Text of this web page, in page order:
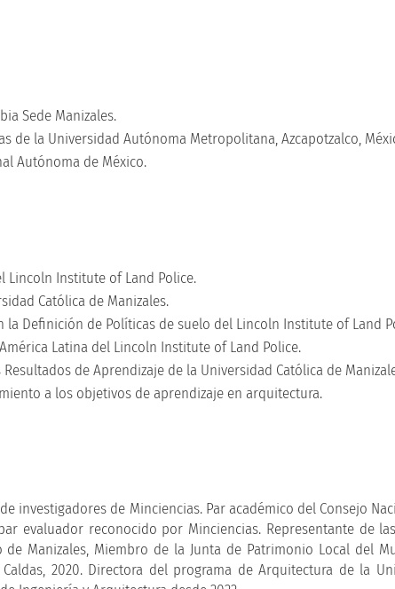
Sede Manizales.
de la Universidad Autónoma Metropolitana, Azcapotzalco,
Autónoma de México.
Lincoln Institute of Land Police.
Católica de Manizales.
Definición de Políticas de suelo del Lincoln Institute of Land
Latina del Lincoln Institute of Land Police.
de Aprendizaje de la Universidad Católica de
a los objetivos de aprendizaje en arquitectura.
investigadores de Minciencias. Par académico del Consejo
evaluador reconocido por Minciencias. Representante de
Manizales, Miembro de la Junta de Patrimonio Local del
2020. Directora del programa de Arquitectura de la